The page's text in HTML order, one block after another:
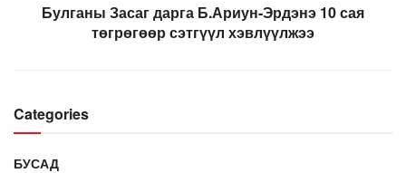
Булганы Засаг дарга Б.Ариун-Эрдэнэ 10 сая
төгрөгөөр сэтгүүл хэвлүүлжээ
Categories
БУСАД